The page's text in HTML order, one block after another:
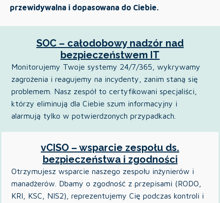
przewidywalna i dopasowana do Ciebie.
SOC – całodobowy nadzór nad
bezpieczeństwem IT
Monitorujemy Twoje systemy 24/7/365, wykrywamy
zagrożenia i reagujemy na incydenty, zanim staną się
problemem. Nasz zespół to certyfikowani specjaliści,
którzy eliminują dla Ciebie szum informacyjny i
alarmują tylko w potwierdzonych przypadkach.
vCISO – wsparcie zespołu ds.
bezpieczeństwa i zgodności
Otrzymujesz wsparcie naszego zespołu inżynierów i
manadżerów. Dbamy o zgodność z przepisami (RODO,
KRI, KSC, NIS2), reprezentujemy Cię podczas kontroli i